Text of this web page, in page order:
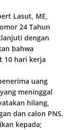
Lasut, ME,
24 Tahun
dengan
bahwa
10 hari kerja
uang
meninggal
hilang,
dan calon PNS.
kepada;